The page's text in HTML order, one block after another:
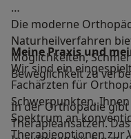
Die moderne
Naturheilverfahren
Möglichkeiten,
Beweglichkeit zu
In der Orthopädie gibt
Therapieansätzen.
Meine Praxis und
Wir sind ein
Fachärzten für
Schwerpunkten.
Spektrum an
Therapieoptionen zur